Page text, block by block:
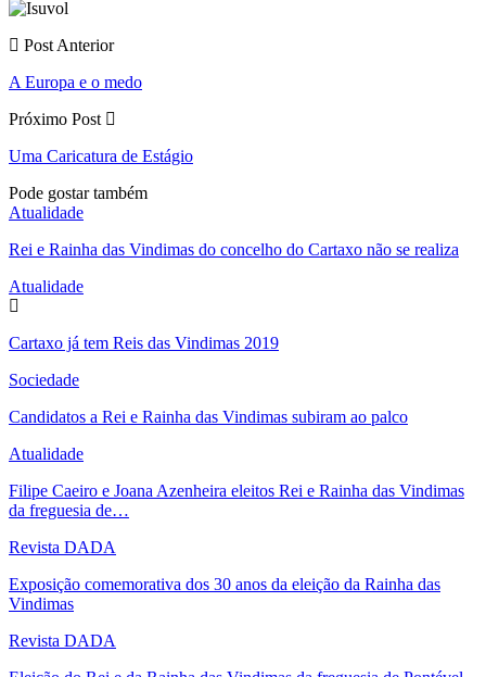
Post Anterior
A Europa e o medo
Próximo Post
Uma Caricatura de Estágio
Pode gostar também
Atualidade
Rei e Rainha das Vindimas do concelho do Cartaxo não se realiza
Atualidade
Cartaxo já tem Reis das Vindimas 2019
Sociedade
Candidatos a Rei e Rainha das Vindimas subiram ao palco
Atualidade
Filipe Caeiro e Joana Azenheira eleitos Rei e Rainha das Vindimas
da freguesia de…
Revista DADA
Exposição comemorativa dos 30 anos da eleição da Rainha das
Vindimas
Revista DADA